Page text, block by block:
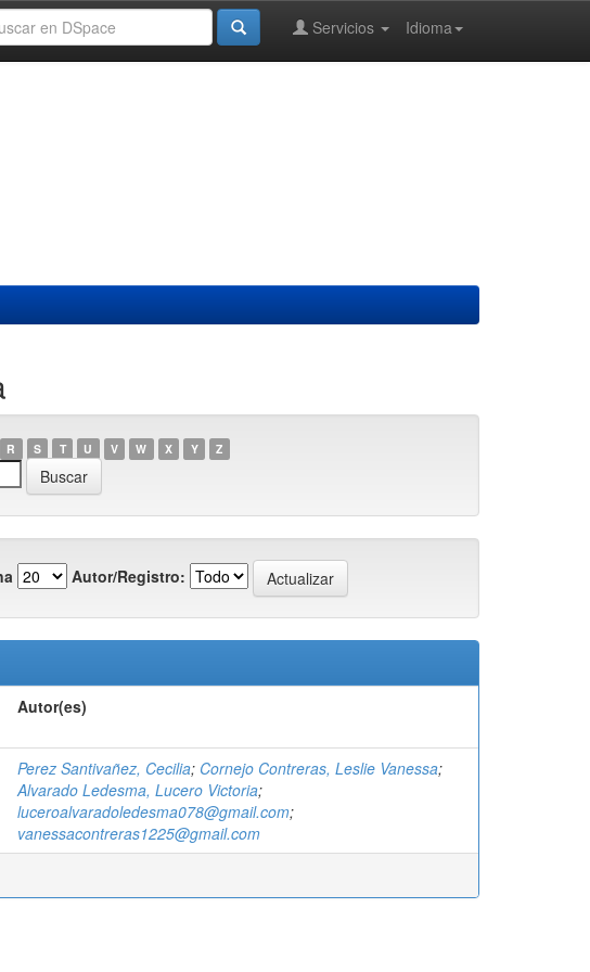
Idioma
Servicios
R S T U V W X Y Z
Autor/Registro:
Autor(es)
Perez Santivañez, Cecilia; Cornejo Contreras, Leslie Vanessa;
Alvarado Ledesma, Lucero Victoria;
luceroalvaradoledesma078@gmail.com;
vanessacontreras1225@gmail.com